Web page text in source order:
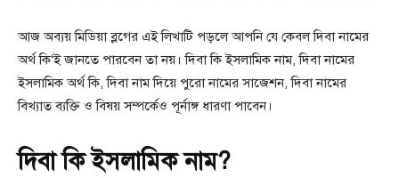
আজ অব্যয় মিডিয়া ব্লগের এই লিখাটি পড়লে আপনি যে কেবল দিবা নামের
অর্থ কি‘ই জানতে পারবেন তা নয়। দিবা কি ইসলামিক নাম, দিবা নামের
ইসলামিক অর্থ কি, দিবা নাম দিয়ে পুরো নামের সাজেশন, দিবা নামের
বিখ্যাত ব্যক্তি ও বিষয় সম্পর্কেও পূর্নাঙ্গ ধারণা পাবেন।
দিবা কি ইসলামিক নাম?